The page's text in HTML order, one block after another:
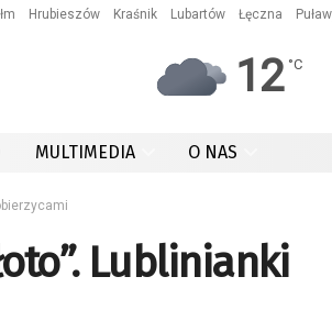
Hrubieszów Kraśnik Lubartów Łęczna
12 °C
MULTIMEDIA O NAS
Lublinianki